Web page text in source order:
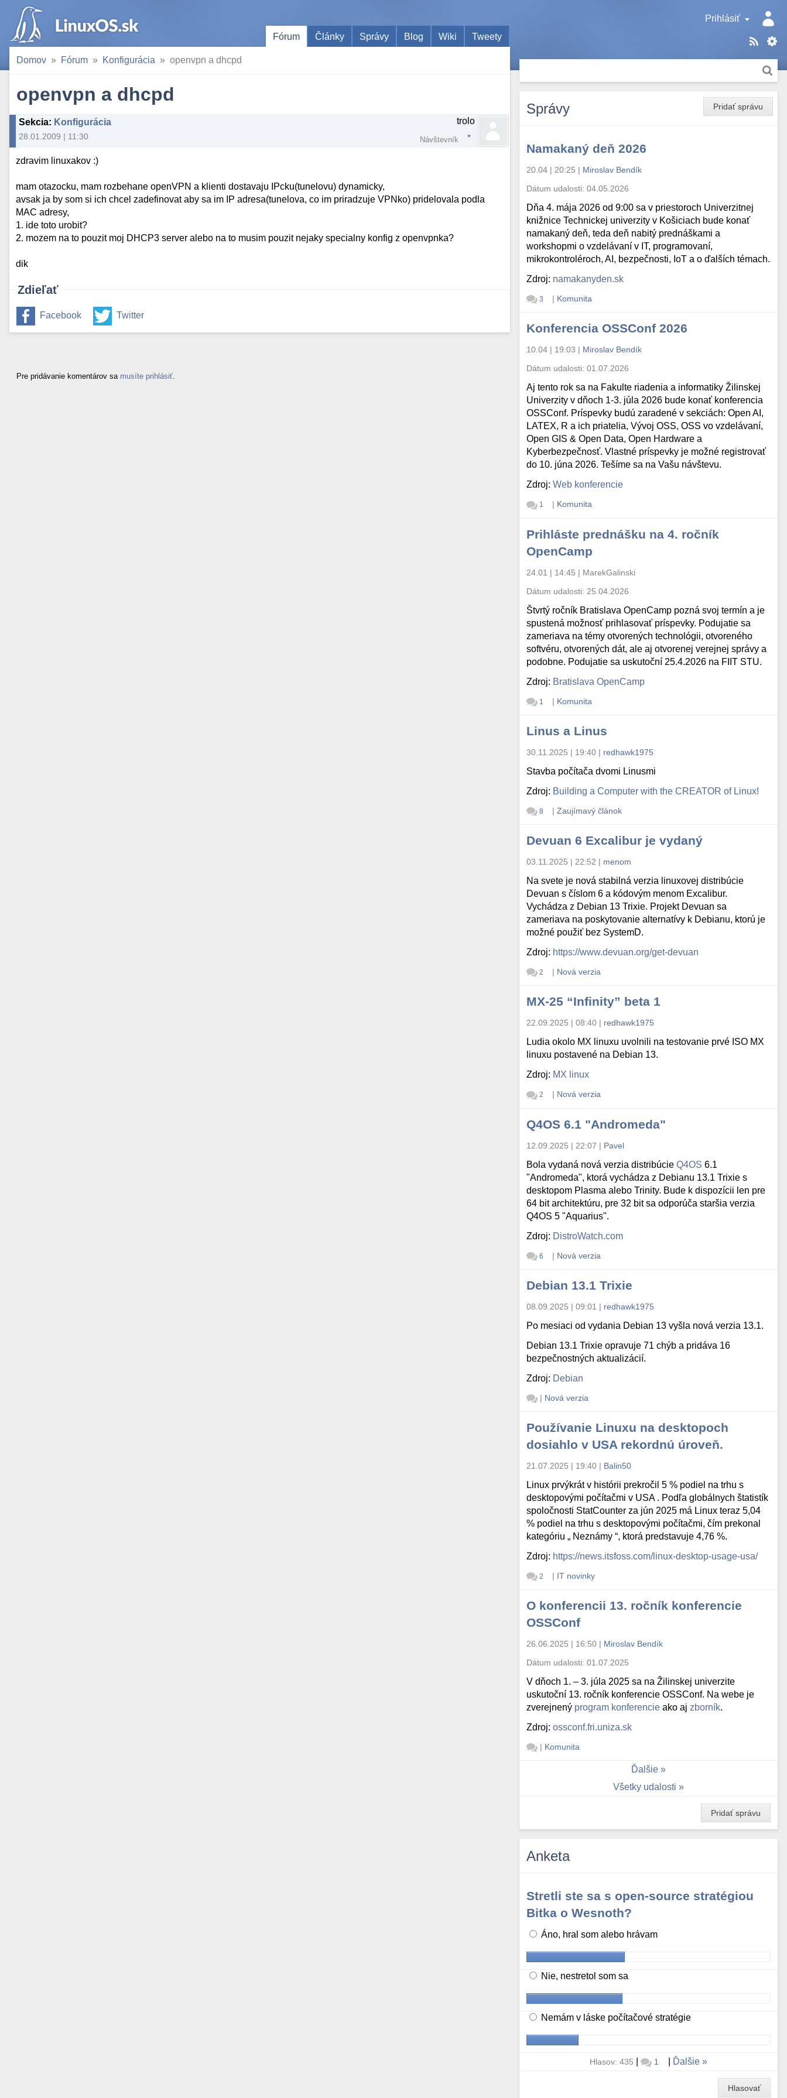
Prihlásiť
Fórum
Články Správy Blog Wiki Tweety
Domov Fórum Konfigurácia openvpn a dhcpd
openvpn a dhcpd
Sekcia: Konfigurácia
28.01.2009 | 11:30
trolo
Návštevník
zdravim linuxakov :)
mam otazocku, mam rozbehane openVPN a klienti dostavaju IPcku(tunelovu) dynamicky,
avsak ja by som si ich chcel zadefinovat aby sa im IP adresa(tunelova, co im priradzuje VPNko) pridelovala podla
MAC adresy,
1. ide toto urobit?
2. mozem na to pouzit moj DHCP3 server alebo na to musim pouzit nejaky specialny konfig z openvpnka?
dik
Zdieľať
Facebook Twitter
Pre pridávanie komentárov sa musíte prihlásiť
Pridať správu
Správy
Namakaný deň 2026
20.04 | 20:25 | Miroslav Bendík
Dátum udalosti:04.05.2026
Dňa 4. mája 2026 od 9:00 sa v priestoroch Univerzitnej
knižnice Technickej univerzity v Košiciach bude konať
namakaný deň, teda deň nabitý prednáškami a
workshopmi o vzdelávaní v IT, programovaní,
mikrokontroléroch, AI, bezpečnosti, IoT a o ďalších témach.
Zdroj: namakanyden.sk
3 | Komunita
Konferencia OSSConf 2026
10.04 | 19:03 | Miroslav Bendík
Dátum udalosti:01.07.2026
Aj tento rok sa na Fakulte riadenia a informatiky Žilinskej
Univerzity v dňoch 1-3. júla 2026 bude konať konferencia
OSSConf. Príspevky budú zaradené v sekciách: Open AI,
LATEX, R a ich priatelia, Vývoj OSS, OSS vo vzdelávaní,
Open GIS & Open Data, Open Hardware a
Kyberbezpečnosť. Vlastné príspevky je možné registrovať
do 10. júna 2026. Tešíme sa na Vašu návštevu.
Zdroj:Web konferencie
1 | Komunita
Prihláste prednášku na 4. ročník
OpenCamp
24.01 | 14:45 | MarekGalinski
Dátum udalosti: 25.04.2026
Štvrtý ročník Bratislava OpenCamp pozná svoj termín a je
spustená možnosť prihlasovať príspevky. Podujatie sa
zameriava na témy otvorených technológii, otvoreného
softvéru, otvorených dát, ale aj otvorenej verejnej správy a
podobne. Podujatie sa uskutoční 25.4.2026 na FIIT STU.
Zdroj: Bratislava OpenCamp
1 | Komunita
Linus a Linus
30.11.2025 | 19:40 | redhawk1975
Stavba počítača dvomi Linusmi
Zdroj: Building a Computer with the CREATOR of Linux!
8 | Zaujímavý článok
Devuan 6 Excalibur je vydaný
03.11.2025 | 22:52 | menom
Na svete je nová stabilná verzia linuxovej distribúcie
Devuan s číslom 6 a kódovým menom Excalibur.
Vychádza z Debian 13 Trixie. Projekt Devuan sa
zameriava na poskytovanie alternatívy k Debianu, ktorú je
možné použiť bez SystemD.
Zdroj: https://www.devuan.org/get-devuan
2 | Nová verzia
MX-25 “Infinity” beta 1
22.09.2025 | 08:40 | redhawk1975
Ludia okolo MX linuxu uvolnili na testovanie prvé ISO MX
linuxu postavené na Debian 13.
Zdroj: MX linux
2 | Nová verzia
Q4OS 6.1 "Andromeda"
12.09.2025 | 22:07 | Pavel
Bola vydaná nová verzia distribúcieQ4OS 6.1
"Andromeda", ktorá vychádza z Debianu 13.1 Trixie s
desktopom Plasma alebo Trinity. Bude k dispozícii len pre
64 bit architektúru, pre 32 bit sa odporúča staršia verzia
Q4OS 5 "Aquarius".
Zdroj: DistroWatch.com
6 | Nová verzia
Debian 13.1 Trixie
08.09.2025 | 09:01 | redhawk1975
Po mesiaci od vydania Debian 13 vyšla nová verzia 13.1.
Debian 13.1 Trixie opravuje 71 chýb a pridáva 16
bezpečnostných aktualizácií.
Zdroj: Debian
| Nová verzia
Používanie Linuxu na desktopoch
dosiahlo v USA rekordnú úroveň.
21.07.2025 | 19:40 | Balin50
Linux prvýkrát v histórii prekročil 5 % podiel na trhu s
desktopovými počítačmi v USA . Podľa globálnych štatistík
spoločnosti StatCounter za jún 2025 má Linux teraz 5,04
% podiel na trhu s desktopovými počítačmi, čím prekonal
kategóriu „ Neznámy “, ktorá predstavuje 4,76 %.
Zdroj: https://news.itsfoss.com/linux-desktop-usage-usa/
2 | IT novinky
O konferencii 13. ročník konferencie
OSSConf
26.06.2025 | 16:50 | Miroslav Bendík
Dátum udalosti:01.07.2025
V dňoch 1. – 3. júla 2025 sa na Žilinskej univerzite
uskutoční 13. ročník konferencie OSSConf. Na webe je
zverejnený program konferencie ako aj zborník.
Zdroj:ossconf.fri.uniza.sk
| Komunita
Ďalšie
Všetky udalosti
Pridať správu
Anketa
Stretli ste sa s open-source stratégiou
Bitka o Wesnoth?
Áno, hral som alebo hrávam
Nie, nestretol som sa
Nemám v láske počítačové stratégie
Hlasov: 435 | 1 Ďalšie
Hlasovať